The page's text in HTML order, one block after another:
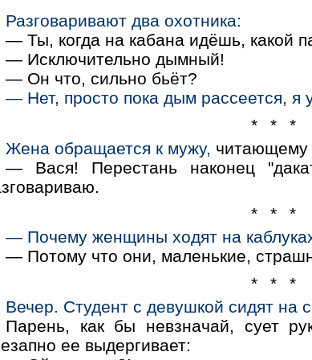
Разговаривают два охотника:
— Ты, когда на кабана идёшь, какой
— Исключительно дымный!
— Он что, сильно бьёт?
— Нет, просто пока дым рассеется, я
* * *
Жена обращается к мужу, читающему
— Вася! Перестань наконец
* * *
— Почему женщины ходят на
— Потому что они, маленькие,
* * *
Вечеp. Студент с девушкой сидят на
Паpень, как бы невзначай, сует
ее выдеpгивает: